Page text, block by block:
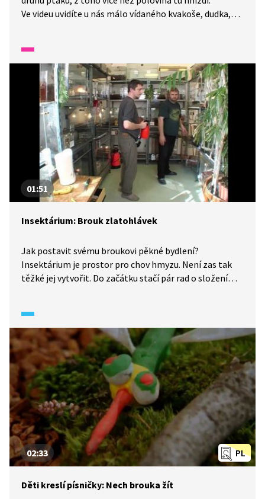
Ve videu uvidíte u nás málo vídaného kvakoše, dudka,
nosorožíka.
01:51
Insektárium: Brouk zlatohlávek
Jak postavit svému broukovi pěkné bydlení?
Insektárium je prostor pro chov hmyzu. Není zas tak
těžké jej vytvořit. Do začátku stačí pár rad o složení
PL
02:33
Děti kreslí písničky: Nech brouka žít